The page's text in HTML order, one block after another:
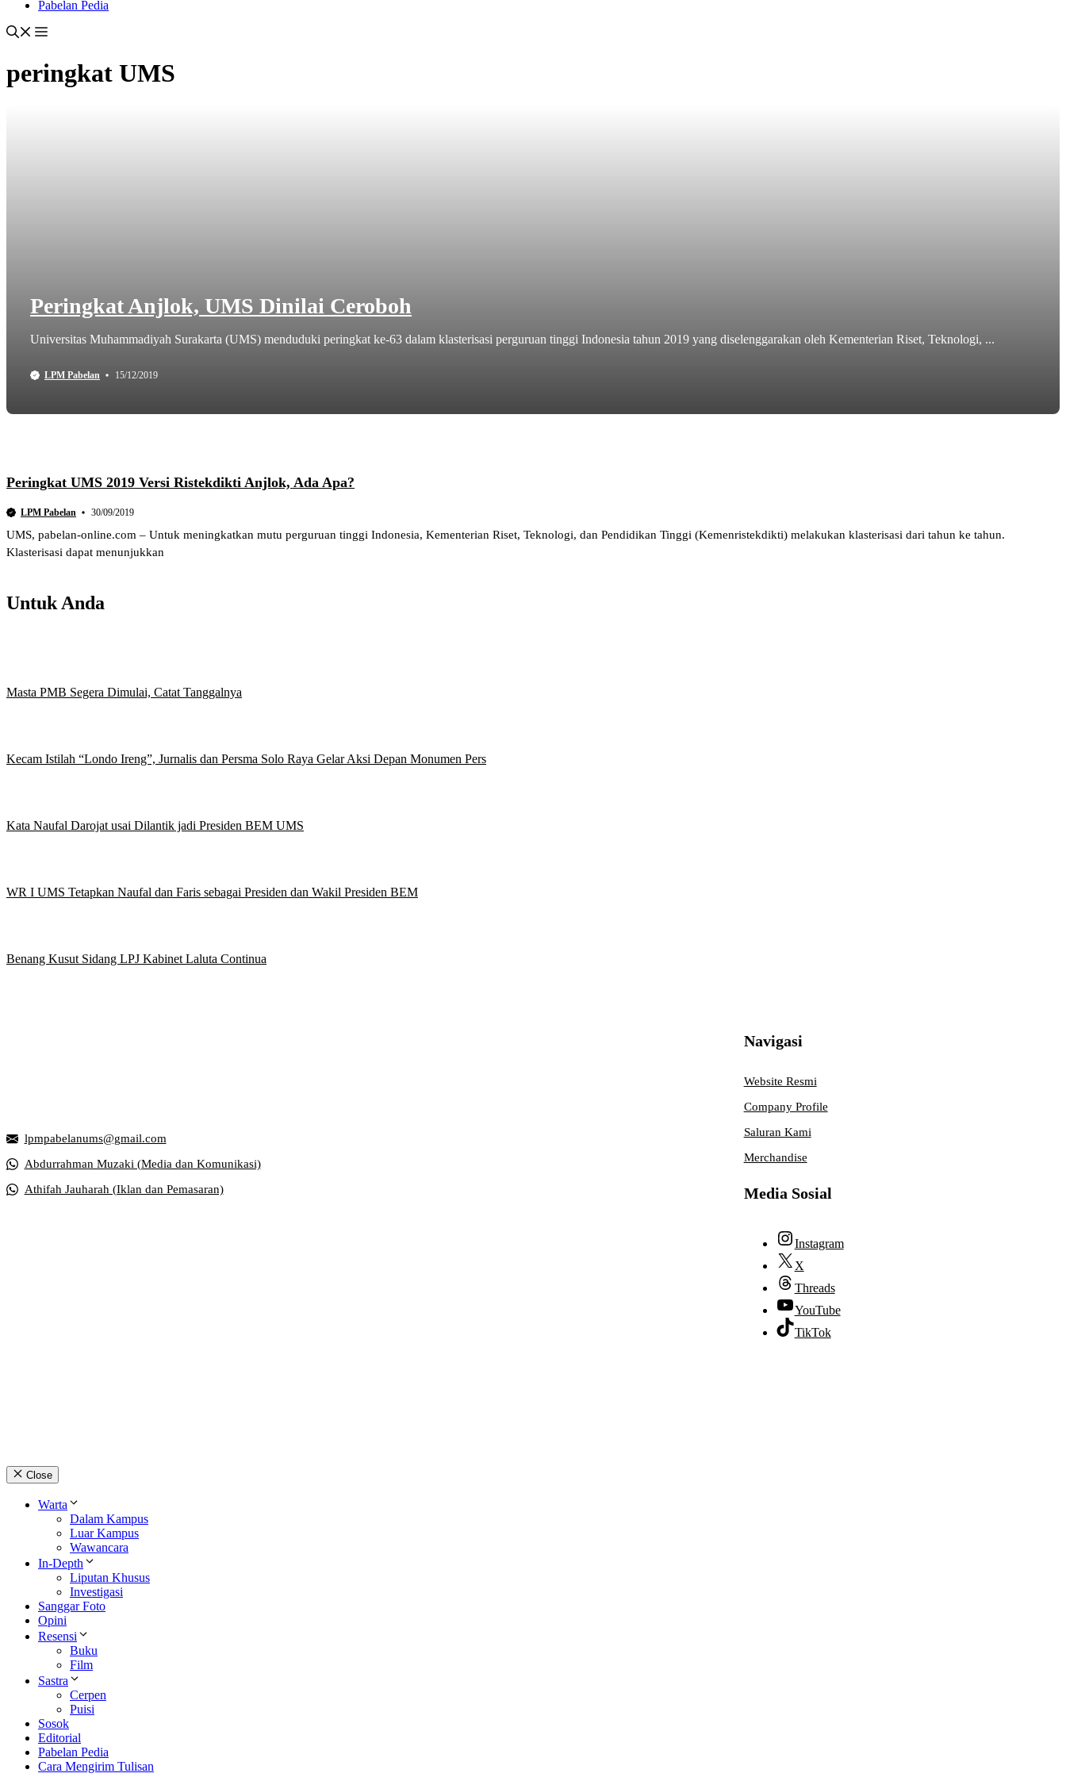
Pabelan Pedia
peringkat UMS
Peringkat Anjlok, UMS Dinilai Ceroboh
Universitas Muhammadiyah Surakarta (UMS) menduduki peringkat ke-63 dalam klasterisasi perguruan tinggi Indonesia tahun 2019 yang diselenggarakan oleh Kementerian Riset, Teknologi, ...
LPM Pabelan 15/12/2019
Peringkat UMS 2019 Versi Ristekdikti Anjlok, Ada Apa?
LPM Pabelan 30/09/2019
UMS, pabelan-online.com – Untuk meningkatkan mutu perguruan tinggi Indonesia, Kementerian Riset, Teknologi, dan Pendidikan Tinggi (Kemenristekdikti) melakukan klasterisasi dari tahun ke tahun.
Klasterisasi dapat menunjukkan
Untuk Anda
Masta PMB Segera Dimulai, Catat Tanggalnya
Kecam Istilah “Londo Ireng”, Jurnalis dan Persma Solo Raya Gelar Aksi Depan Monumen Pers
Kata Naufal Darojat usai Dilantik jadi Presiden BEM UMS
WR I UMS Tetapkan Naufal dan Faris sebagai Presiden dan Wakil Presiden BEM
Benang Kusut Sidang LPJ Kabinet Laluta Continua
lpmpabelanums@gmail.com
Abdurrahman Muzaki (Media dan Komunikasi)
Athifah Jauharah (Iklan dan Pemasaran)
Navigasi
Website Resmi
Company Profile
Saluran Kami
Merchandise
Media Sosial
Instagram
X
Threads
YouTube
TikTok
Close
Warta
Dalam Kampus
Luar Kampus
Wawancara
In-Depth
Liputan Khusus
Investigasi
Sanggar Foto
Opini
Resensi
Buku
Film
Sastra
Cerpen
Puisi
Sosok
Editorial
Pabelan Pedia
Cara Mengirim Tulisan